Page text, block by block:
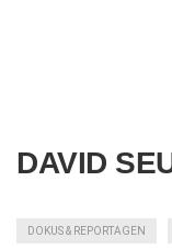
DAVID
DOKUS & REPORTAGEN